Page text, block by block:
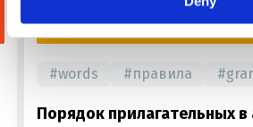
FOR USE
#words #правила #
Порядок прилагательных в